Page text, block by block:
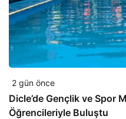
2 gün önce
Dicle’de Gençlik ve Spor
Öğrencileriyle Buluştu